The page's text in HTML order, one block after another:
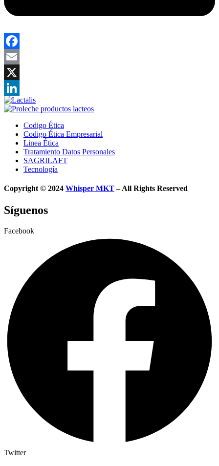
Facebook
Email
X
LinkedIn
Codigo Ética
Codigo Ética Empresarial
Linea Ética
Tratamiento Datos Personales
SAGRILAFT
Tecnología
Copyright © 2024 Whisper MKT– All Rights Reserved
Síguenos
Facebook
Twitter